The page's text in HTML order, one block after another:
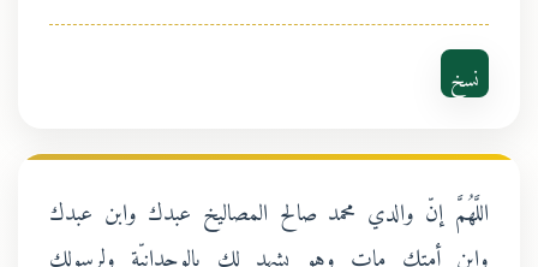
نسخ
اللَّهُمَّ إنّ والدي محمد صالح المصاليخ عبدك وابن عبدك
وابن أمتك مات وهو يشهد لك بالوحدانيّة ولرسولك